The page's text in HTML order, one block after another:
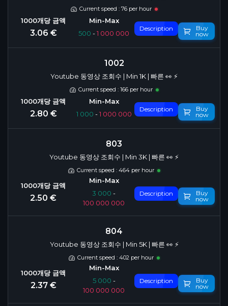
Current speed : 76 per hour
3.06 € 500 -1 000 000
Description
Buy
now
1002
Youtube 동영상 조회수 | Min 1K | 빠른 👀 ⚡️
Current speed : 166 per hour
2.80 € 1 000 -1 000 000
Description
Buy
now
803
Youtube 동영상 조회수 | Min 3K | 빠른 👀 ⚡️
Current speed : 464 per hour
2.50 € 3 000 -
100 000 000
Description
Buy
now
804
Youtube 동영상 조회수 | Min 5K | 빠른 👀 ⚡️
Current speed : 402 per hour
2.37 € 5 000 -
100 000 000
Description
Buy
now